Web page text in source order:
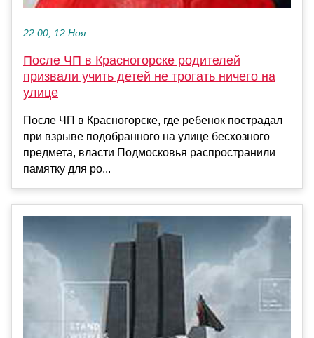
22:00, 12 Ноя
После ЧП в Красногорске родителей
призвали учить детей не трогать ничего на
улице
После ЧП в Красногорске, где ребенок пострадал
при взрыве подобранного на улице бесхозного
предмета, власти Подмосковья распространили
памятку для ро...